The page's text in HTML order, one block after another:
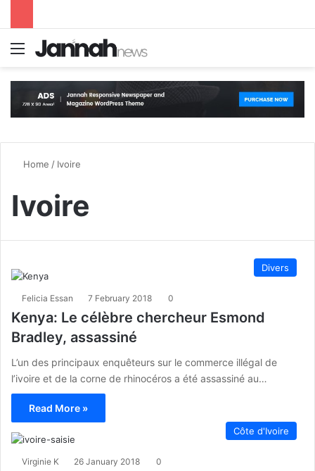
Menu
Home / Ivoire
Ivoire
Divers
Felicia Essan 7 February 2018 0
Kenya: Le célèbre chercheur Esmond
Bradley, assassiné
L’un des principaux enquêteurs sur le commerce illégal de
l’ivoire et de la corne de rhinocéros a été assassiné au…
Read More »
Côte d'Ivoire
Virginie K 26 January 2018 0